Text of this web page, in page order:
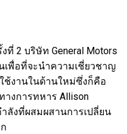
2 บริษัท General Motors
เพื่อที่จะนำความเชี่ยวชาญ
ช้งานในด้านใหม่ซึ่งก็คือ
งการทหาร Allison
ลังที่ผสมผสานการเปลี่ยน